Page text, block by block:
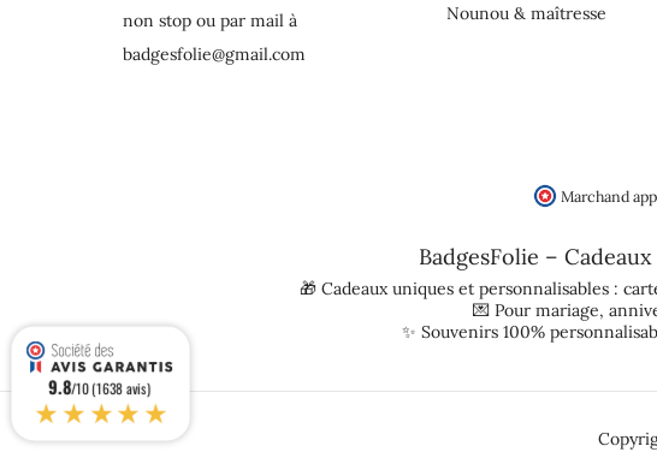
non stop ou par mail à
badgesfolie@gmail.com
Nounou & maîtresse
Marchand
BadgesFolie –
🎁 Cadeaux uniques et personnalisables :
💌 Pour mariage,
✨ Souvenirs 100%
9.8/10 (1638 avis)
★★★★★